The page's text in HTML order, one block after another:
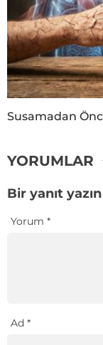
Susamadan
YORUMLAR
Bir yanıt yazın
Yorum *
Ad *